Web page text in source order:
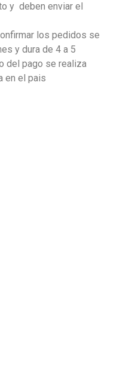
y deben enviar el
los pedidos se
y dura de 4 a 5
del pago se realiza
en el pais